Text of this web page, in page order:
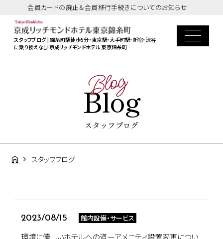
会員カードの廃止＆会員移行手続きについてのお知らせ
スタッフブログ | 錦糸町駅徒歩5分・東京駅・大手町駅・新宿・渋谷
に乗り換えなし!京成リッチモンドホテル 東京錦糸町
Blog
Blog
スタッフブログ
スタッフブログ
2023/08/15 館内設備・サービス
環境に優しいホテルへの道ーアメニティ設置変更につい